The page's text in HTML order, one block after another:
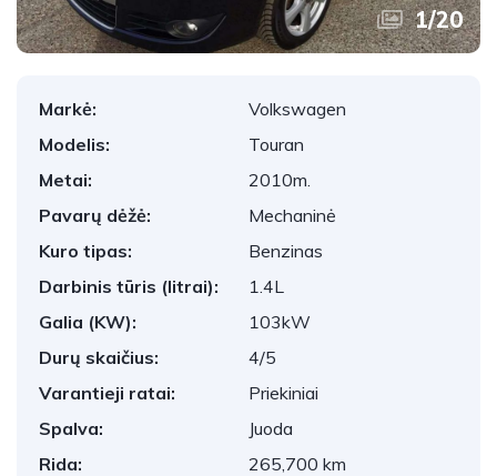
1/20
Markė:
Volkswagen
Modelis:
Touran
Metai:
2010m.
Pavarų dėžė:
Mechaninė
Kuro tipas:
Benzinas
Darbinis tūris (litrai):
1.4L
Galia (KW):
103kW
Durų skaičius:
4/5
Varantieji ratai:
Priekiniai
Spalva:
Juoda
Rida:
265,700 km